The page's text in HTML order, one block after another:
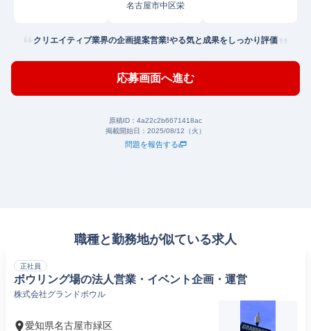
名古屋市中区栄
クリエイティブ業界の企画提案営業!やる気と成果をしっかり評価
応募画面へ進む
原稿ID： 4a22c2b6671418ac
掲載開始日： 2025/08/12（火）
問題を報告する
職種と勤務地が似ている求人
正社員
ボウリング場の法人営業・イベント企画・運営
株式会社グランドボウル
愛知県名古屋市緑区